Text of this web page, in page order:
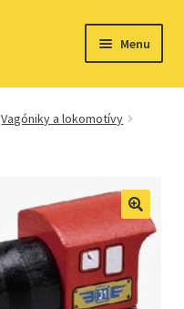
Menu
Vagóniky a lokomotívy